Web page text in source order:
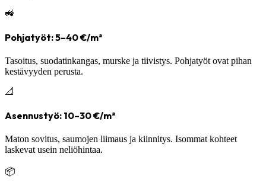
🚜
Pohjatyöt: 5–40 €/m²
Tasoitus, suodatinkangas, murske ja tiivistys. Pohjatyöt ovat pihan
kestävyyden perusta.
📐
Asennustyö: 10–30 €/m²
Maton sovitus, saumojen liimaus ja kiinnitys. Isommat kohteet
laskevat usein neliöhintaa.
📦